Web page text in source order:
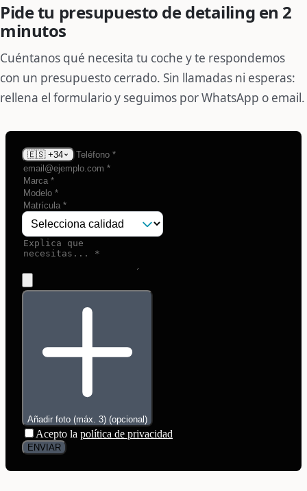
Pide tu presupuesto de detailing en 2
minutos
Cuéntanos qué necesita tu coche y te respondemos
con un presupuesto cerrado. Sin llamadas ni esperas:
rellena el formulario y seguimos por WhatsApp o email.